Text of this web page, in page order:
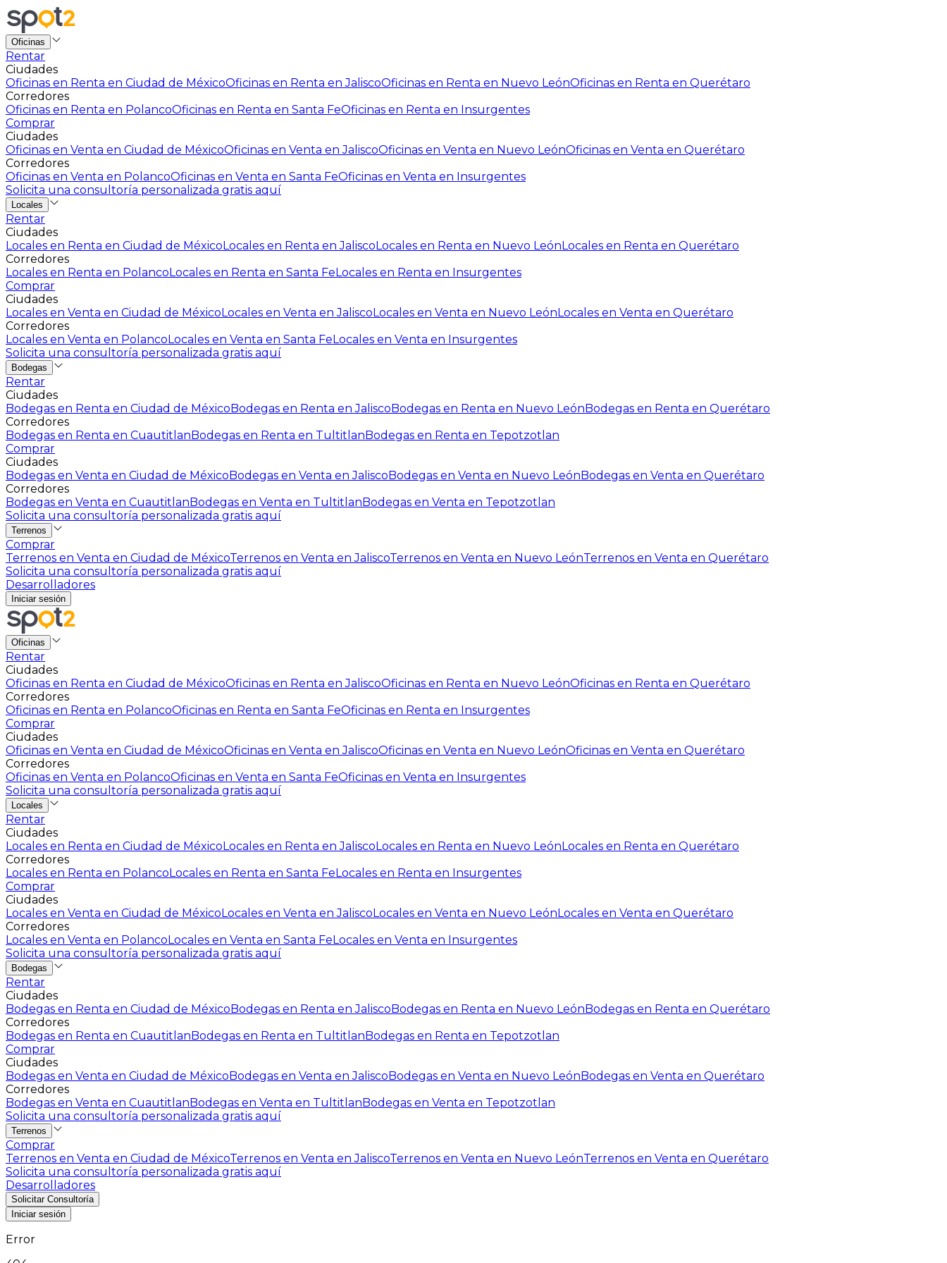
Oficinas
Rentar
Ciudades
Oficinas en Renta en Ciudad de MéxicoOficinas en Renta en JaliscoOficinas en Renta en Nuevo LeónOficinas en Renta en Querétaro
Corredores
Oficinas en Renta en PolancoOficinas en Renta en Santa FeOficinas en Renta en Insurgentes
Comprar
Ciudades
Oficinas en Venta en Ciudad de MéxicoOficinas en Venta en JaliscoOficinas en Venta en Nuevo LeónOficinas en Venta en Querétaro
Corredores
Oficinas en Venta en PolancoOficinas en Venta en Santa FeOficinas en Venta en Insurgentes
Solicita una consultoría personalizada gratis aquí
Locales
Rentar
Ciudades
Locales en Renta en Ciudad de MéxicoLocales en Renta en JaliscoLocales en Renta en Nuevo LeónLocales en Renta en Querétaro
Corredores
Locales en Renta en PolancoLocales en Renta en Santa FeLocales en Renta en Insurgentes
Comprar
Ciudades
Locales en Venta en Ciudad de MéxicoLocales en Venta en JaliscoLocales en Venta en Nuevo LeónLocales en Venta en Querétaro
Corredores
Locales en Venta en PolancoLocales en Venta en Santa FeLocales en Venta en Insurgentes
Solicita una consultoría personalizada gratis aquí
Bodegas
Rentar
Ciudades
Bodegas en Renta en Ciudad de MéxicoBodegas en Renta en JaliscoBodegas en Renta en Nuevo LeónBodegas en Renta en Querétaro
Corredores
Bodegas en Renta en CuautitlanBodegas en Renta en TultitlanBodegas en Renta en Tepotzotlan
Comprar
Ciudades
Bodegas en Venta en Ciudad de MéxicoBodegas en Venta en JaliscoBodegas en Venta en Nuevo LeónBodegas en Venta en Querétaro
Corredores
Bodegas en Venta en CuautitlanBodegas en Venta en TultitlanBodegas en Venta en Tepotzotlan
Solicita una consultoría personalizada gratis aquí
Terrenos
Comprar
Terrenos en Venta en Ciudad de MéxicoTerrenos en Venta en JaliscoTerrenos en Venta en Nuevo LeónTerrenos en Venta en Querétaro
Solicita una consultoría personalizada gratis aquí
Desarrolladores
Iniciar sesión
Oficinas
Rentar
Ciudades
Oficinas en Renta en Ciudad de MéxicoOficinas en Renta en JaliscoOficinas en Renta en Nuevo LeónOficinas en Renta en Querétaro
Corredores
Oficinas en Renta en PolancoOficinas en Renta en Santa FeOficinas en Renta en Insurgentes
Comprar
Ciudades
Oficinas en Venta en Ciudad de MéxicoOficinas en Venta en JaliscoOficinas en Venta en Nuevo LeónOficinas en Venta en Querétaro
Corredores
Oficinas en Venta en PolancoOficinas en Venta en Santa FeOficinas en Venta en Insurgentes
Solicita una consultoría personalizada gratis aquí
Locales
Rentar
Ciudades
Locales en Renta en Ciudad de MéxicoLocales en Renta en JaliscoLocales en Renta en Nuevo LeónLocales en Renta en Querétaro
Corredores
Locales en Renta en PolancoLocales en Renta en Santa FeLocales en Renta en Insurgentes
Comprar
Ciudades
Locales en Venta en Ciudad de MéxicoLocales en Venta en JaliscoLocales en Venta en Nuevo LeónLocales en Venta en Querétaro
Corredores
Locales en Venta en PolancoLocales en Venta en Santa FeLocales en Venta en Insurgentes
Solicita una consultoría personalizada gratis aquí
Bodegas
Rentar
Ciudades
Bodegas en Renta en Ciudad de MéxicoBodegas en Renta en JaliscoBodegas en Renta en Nuevo LeónBodegas en Renta en Querétaro
Corredores
Bodegas en Renta en CuautitlanBodegas en Renta en TultitlanBodegas en Renta en Tepotzotlan
Comprar
Ciudades
Bodegas en Venta en Ciudad de MéxicoBodegas en Venta en JaliscoBodegas en Venta en Nuevo LeónBodegas en Venta en Querétaro
Corredores
Bodegas en Venta en CuautitlanBodegas en Venta en TultitlanBodegas en Venta en Tepotzotlan
Solicita una consultoría personalizada gratis aquí
Terrenos
Comprar
Terrenos en Venta en Ciudad de MéxicoTerrenos en Venta en JaliscoTerrenos en Venta en Nuevo LeónTerrenos en Venta en Querétaro
Solicita una consultoría personalizada gratis aquí
Desarrolladores
Solicitar Consultoría
Iniciar sesión
Error